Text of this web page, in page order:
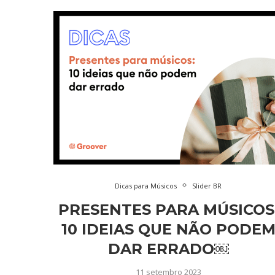
Dicas para Músicos Slider BR
PRESENTES PARA
10 IDEIAS QUE NÃO PODEM
DAR ERRADO￼
11 setembro 2023